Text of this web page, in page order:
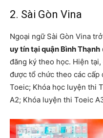
2. Sài Gòn Vina
Ngoại ngữ Sài Gòn Vina
uy tín tại quận Bình Thạnh
đăng ký theo học. Hiện
được tổ chức theo các cấp
Toeic; Khóa học luyện thi
A2; Khóa luyện thi Toeic